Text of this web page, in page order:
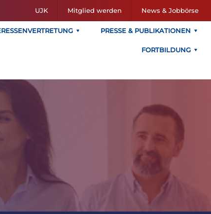
UJK Mitglied werden News & Jobbörse
PRESSE & PUBLIKATIONEN
FORTBILDUNG
neuer